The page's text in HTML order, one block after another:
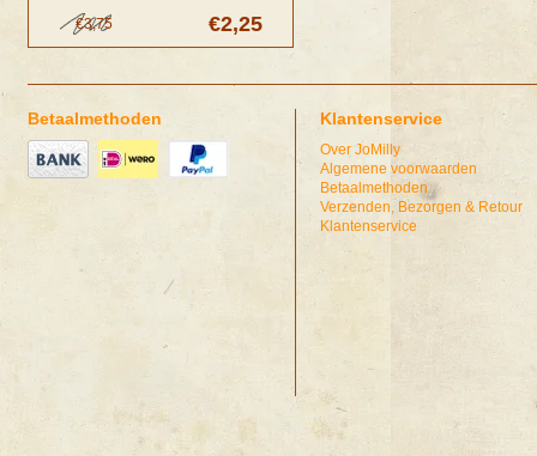
€2,25
€3,75
Betaalmethoden Klantenservice
Over JoMilly
Algemene voorwaarden
Betaalmethoden
Verzenden, Bezorgen & Retour
Klantenservice